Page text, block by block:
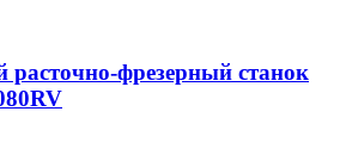
фрезерный станок